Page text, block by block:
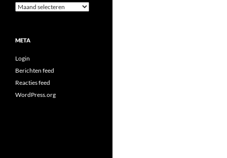
Archieven
META
Login
Berichten feed
Reacties feed
WordPress.org